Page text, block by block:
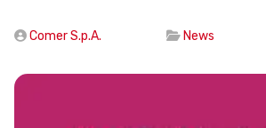
Comer S.p.A. News